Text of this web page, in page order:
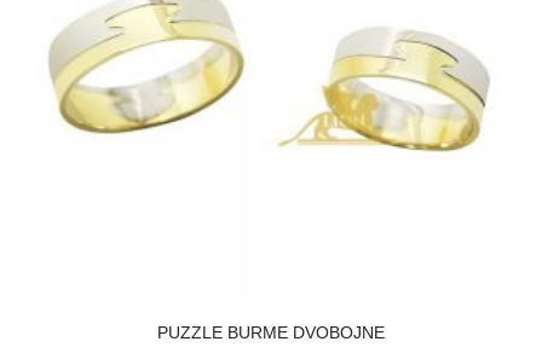
PUZZLE BURME DVOBOJNE